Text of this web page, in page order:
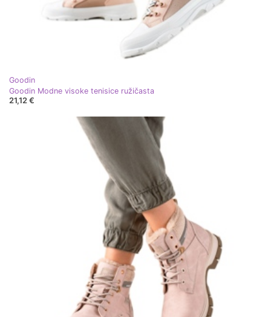
Goodin
Goodin Modne visoke tenisice ružičasta
21,12 €